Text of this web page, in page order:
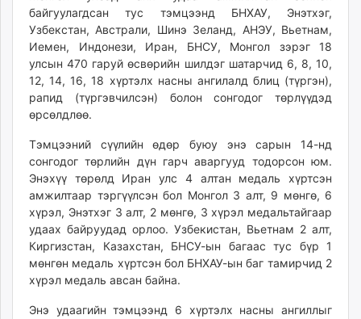
байгуулагдсан тус тэмцээнд БНХАУ, Энэтхэг,
Узбекстан, Австрали, Шинэ Зеланд, АНЭУ, Вьетнам,
Иемен, Индонези, Иран, БНСУ, Монгол зэрэг 18
улсын 470 гаруй өсвөрийн шилдэг шатарчид 6, 8, 10,
12, 14, 16, 18 хүртэлх насны ангилалд блиц (түргэн),
рапид (түргэвчилсэн) болон сонгодог төрлүүдэд
өрсөлдлөө.
Тэмцээний сүүлийн өдөр буюу энэ сарын 14-нд
сонгодог төрлийн дүн гарч аваргууд тодорсон юм.
Энэхүү төрөлд Иран улс 4 алтан медаль хүртсэн
амжилтаар тэргүүлсэн бол Монгол 3 алт, 9 мөнгө, 6
хүрэл, Энэтхэг 3 алт, 2 мөнгө, 3 хүрэл медальтайгаар
удаах байруудад орлоо. Узбекистан, Вьетнам 2 алт,
Киргизстан, Казахстан, БНСУ-ын багаас тус бүр 1
мөнгөн медаль хүртсэн бол БНХАУ-ын баг тамирчид 2
хүрэл медаль авсан байна.
Энэ удаагийн тэмцээнд 6 хүртэлх насны ангиллыг